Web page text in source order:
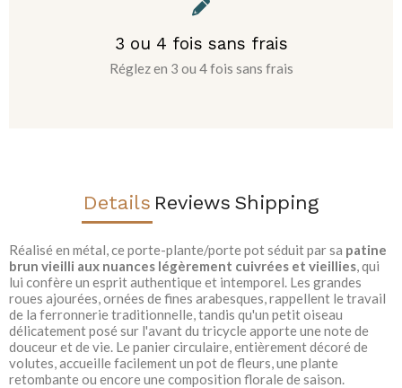
3 ou 4 fois sans frais
Réglez en 3 ou 4 fois sans frais
Details Reviews Shipping
Réalisé en métal, ce porte-plante/porte pot séduit par sa patine
brun vieilli aux nuances légèrement cuivrées et vieillies, qui
lui confère un esprit authentique et intemporel. Les grandes
roues ajourées, ornées de fines arabesques, rappellent le travail
de la ferronnerie traditionnelle, tandis qu'un petit oiseau
délicatement posé sur l'avant du tricycle apporte une note de
douceur et de vie. Le panier circulaire, entièrement décoré de
volutes, accueille facilement un pot de fleurs, une plante
retombante ou encore une composition florale de saison.